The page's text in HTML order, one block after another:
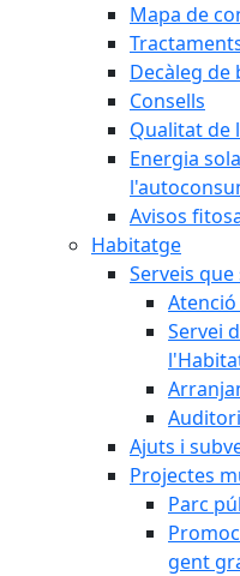
Mapa de
Decàleg
Consells
Qualitat de
Energia
Avisos
Habitatge
Serveis
Servei
Ajuts i
Projectes
Parc
gent